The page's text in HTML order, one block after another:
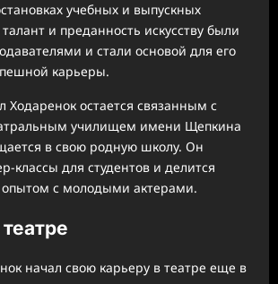
учебных и выпускных
талант и преданность искусству были
и стали основой для его
карьеры.
Ходаренок остается связанным с
училищем имени Щепкина
в свою родную школу. Он
классы для студентов и делится
с молодыми актерами.
начал свою карьеру в театре еще в